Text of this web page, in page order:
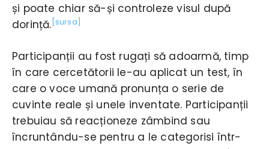
și poate chiar să-și controleze visul după
dorință. [sursa]
Participanții au fost rugați să adoarmă, timp
în care cercetătorii le-au aplicat un test, în
care o voce umană pronunța o serie de
cuvinte reale și unele inventate. Participanții
trebuiau să reacționeze zâmbind sau
încruntându-se pentru a le categorisi într-